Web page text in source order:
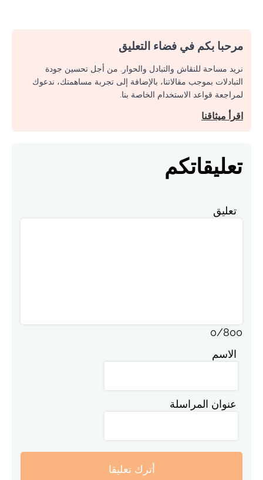
مرحبا بكم في فضاء التعليق
نريد مساحة للنقاش والتبادل والحوار. من أجل تحسين جودة
التبادلات بموجب مقالاتنا، بالإضافة إلى تجربة مساهمتك، ندعوك
لمراجعة قواعد الاستخدام الخاصة بنا.
اقرأ ميثاقنا
تعليقاتكم
تعليق
0/800
الاسم
عنوان المراسلة
أترك تعليقا